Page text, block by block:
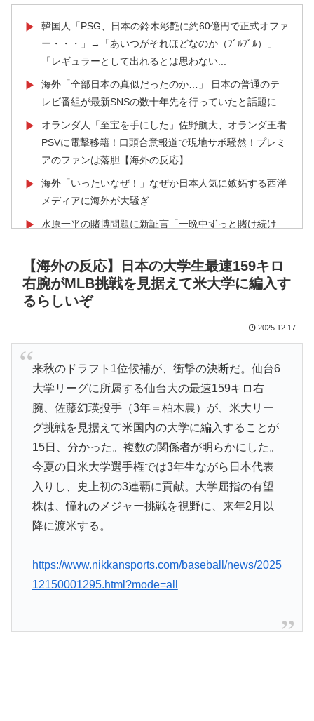
▶
韓国人「PSG、日本の鈴木彩艶に約60億円で正式オファ
ー・・・」→「あいつがそれほどなのか（ﾌﾞﾙﾌﾞﾙ）」
「レギュラーとして出れるとは思わない...
▶
海外「全部日本の真似だったのか…」 日本の普通のテ
レビ番組が最新SNSの数十年先を行っていたと話題に
▶
オランダ人「至宝を手にした」佐野航大、オランダ王者
PSVに電撃移籍！口頭合意報道で現地サポ騒然！プレミ
アのファンは落胆【海外の反応】
▶
海外「いったいなぜ！」なぜか日本人気に嫉妬する西洋
メディアに海外が大騒ぎ
▶
水原一平の賭博問題に新証言「一晩中ずっと賭け続け
▶
韓国の24時間無人のラーメン屋に世界が騒然！←「なん
て文明的なんだ！」（海外の反応）
▶ 外国人「お前ら日本のアルフォートというチョコレート
▶ 飛行機の座席で長いポニーテールが後席モニターを塞ぐ
迷惑行為！！
▶ 韓国人「日本のXで話題になったエアコンの臭いを消す
方法をご覧ください」→「これマジ？」
▶ 韓国人「本日チームをサヨナラ負けさせたイ・ジョンフ
の守備、ガチでヤバ過ぎる…」→「のび太レベルの守備
ｗｗ」＝韓国の反応
▶
外国人「ひどい奴なのに視聴者から愛される日本のアニ
メキャラがこちら」（海外の反応）
▶ 海外「世界で日本を死守するぞ！」 日本の消防署を訪
▶ 韓国人「PSG、日本の鈴木彩艶に約60億円で正式オファ
ー・・・」→「あいつがそれほどなのか（ブルブル）」
【海外の反応】日本の大学生最速159キロ
右腕がMLB挑戦を見据えて米大学に編入す
るらしいぞ
2025.12.17
来秋のドラフト1位候補が、衝撃の決断だ。仙台6
大学リーグに所属する仙台大の最速159キロ右
腕、佐藤幻瑛投手（3年＝柏木農）が、米大リー
グ挑戦を見据えて米国内の大学に編入することが
15日、分かった。複数の関係者が明らかにした。
今夏の日米大学選手権では3年生ながら日本代表
入りし、史上初の3連覇に貢献。大学屈指の有望
株は、憧れのメジャー挑戦を視野に、来年2月以
降に渡米する。
https://www.nikkansports.com/baseball/news/2025
12150001295.html?mode=all